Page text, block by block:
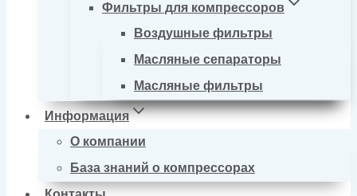
Фильтры для компрессоров
Воздушные фильтры
Масляные сепараторы
Масляные фильтры
Информация
О компании
База знаний о компрессорах